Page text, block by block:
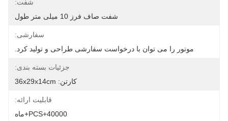
شفت:
شفت صاف فرز 10 میلی متر طول
سفارشی:
موتور را می توان با درخواست سفارشی طراحی و تولید کرد.
جزئیات بسته بندی:
کارتن: 36x29x14cm
قابلیت ارائه:
40000+PCS+ماه